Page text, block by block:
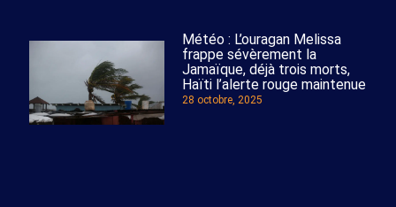
Météo : L’ouragan Melissa
frappe sévèrement la
Jamaïque, déjà trois morts,
Haïti l’alerte rouge maintenue
28 octobre, 2025